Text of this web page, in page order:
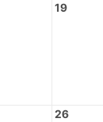
19
26